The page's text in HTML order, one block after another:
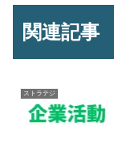
関連記事
ストラテジ